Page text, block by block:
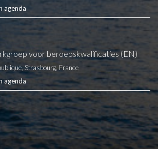
agenda
voor beroepskwalificaties (EN)
Strasbourg, France
agenda